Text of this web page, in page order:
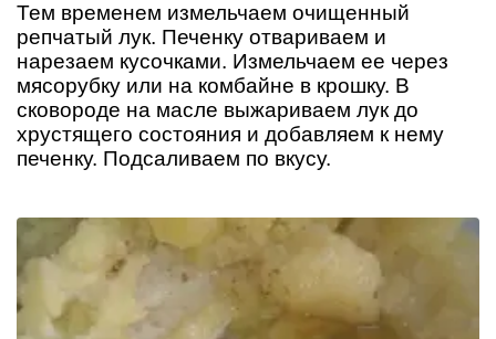
Тем временем измельчаем очищенный
репчатый лук. Печенку отвариваем и
нарезаем кусочками. Измельчаем ее через
мясорубку или на комбайне в крошку. В
сковороде на масле выжариваем лук до
хрустящего состояния и добавляем к нему
печенку. Подсаливаем по вкусу.